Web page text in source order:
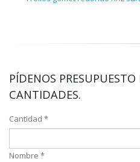
PÍDENOS
CANTIDADES.
Cantidad *
Nombre *